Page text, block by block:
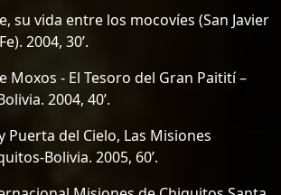
su vida entre los mocovíes (San Javier
2004, 30’.
Moxos - El Tesoro del Gran Paitití –
2004, 40’.
Puerta del Cielo, Las Misiones
Bolivia. 2005, 60’.